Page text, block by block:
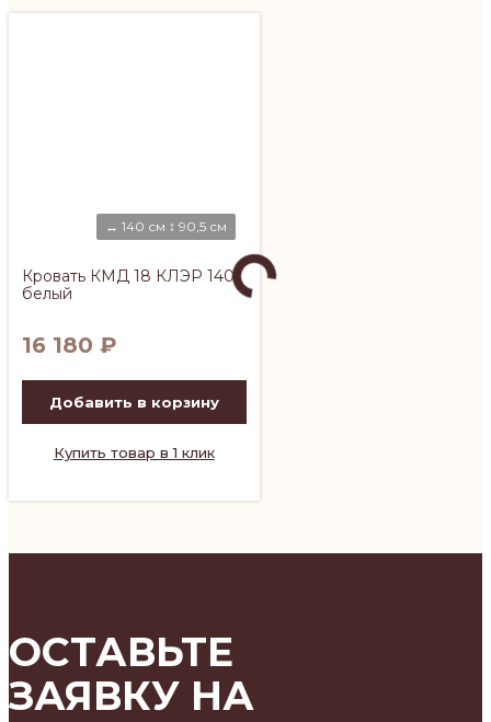
↔ 140 см ↕ 90,5 см
Кровать КМД 18 КЛЭР 140
белый
16 180 ₽
Добавить в корзину
Купить товар в 1 клик
ОСТАВЬТЕ
ЗАЯВКУ НА